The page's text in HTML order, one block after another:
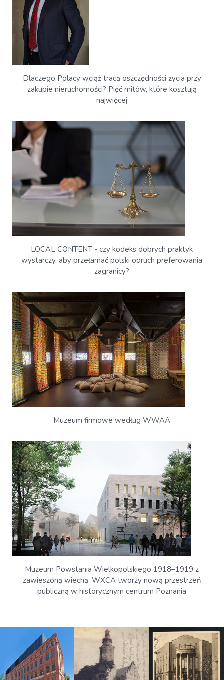
Dlaczego Polacy wciąż tracą oszczędności życia przy
zakupie nieruchomości? Pięć mitów, które kosztują
najwięcej
LOCAL CONTENT - czy kodeks dobrych praktyk
wystarczy, aby przełamać polski odruch preferowania
zagranicy?
Muzeum firmowe według WWAA
Muzeum Powstania Wielkopolskiego 1918–1919 z
zawieszoną wiechą. WXCA tworzy nową przestrzeń
publiczną w historycznym centrum Poznania